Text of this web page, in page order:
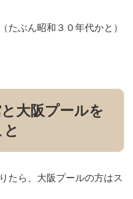
たぶん昭和３０年代かと）
大阪プールを
たら、大阪プールの方はス